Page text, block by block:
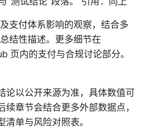
支付体系影响的观察，结合多
结性描述。更多细节在
页内的支付与合规讨论部分。
论以公开来源为准，具体数值可
续章节会结合更多外部数据点，
清单与风险对照表。